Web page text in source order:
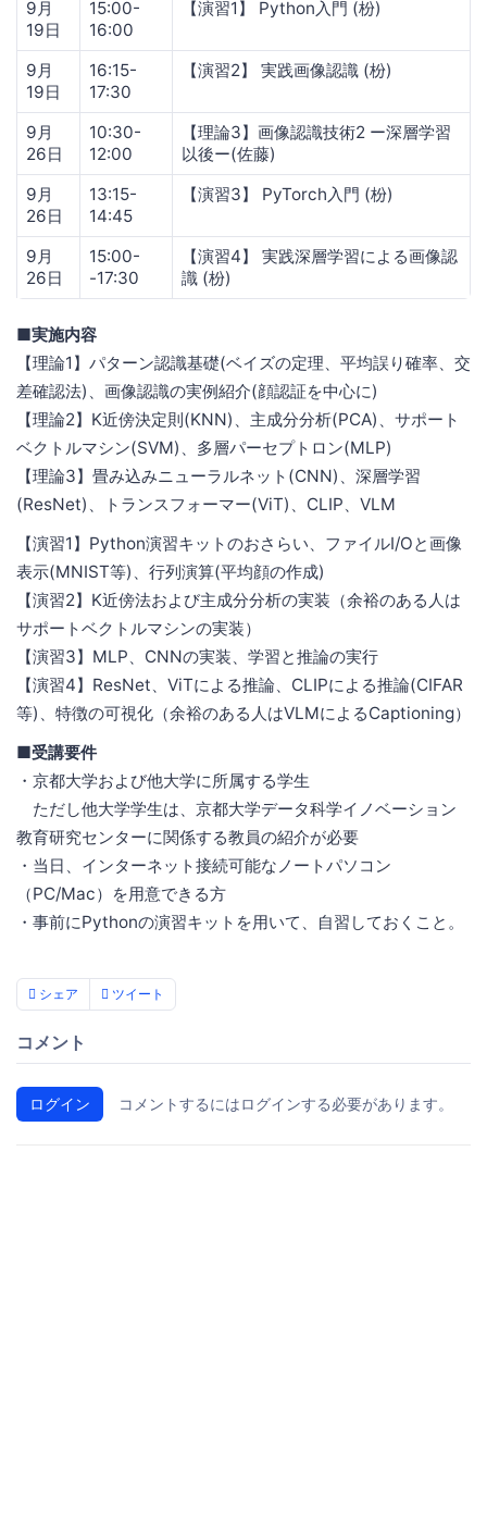
9月
19日
15:00-
16:00
【演習1】 Python入門 (枌)
9月
19日
16:15-
17:30
【演習2】 実践画像認識 (枌)
9月
26日
10:30-
12:00
【理論3】画像認識技術2 ー深層学習
以後ー(佐藤)
9月
26日
13:15-
14:45
【演習3】 PyTorch入門 (枌)
9月
26日
15:00-
-17:30
【演習4】 実践深層学習による画像認
識 (枌)
■実施内容
【理論1】パターン認識基礎(ベイズの定理、平均誤り確率、交
差確認法)、画像認識の実例紹介(顔認証を中心に)
【理論2】K近傍決定則(KNN)、主成分分析(PCA)、サポート
ベクトルマシン(SVM)、多層パーセプトロン(MLP)
【理論3】畳み込みニューラルネット(CNN)、深層学習
(ResNet)、トランスフォーマー(ViT)、CLIP、VLM
【演習1】Python演習キットのおさらい、ファイルI/Oと画像
表示(MNIST等)、行列演算(平均顔の作成)
【演習2】K近傍法および主成分分析の実装（余裕のある人は
サポートベクトルマシンの実装）
【演習3】MLP、CNNの実装、学習と推論の実行
【演習4】ResNet、ViTによる推論、CLIPによる推論(CIFAR
等)、特徴の可視化（余裕のある人はVLMによるCaptioning）
■受講要件
・京都大学および他大学に所属する学生
ただし他大学学生は、京都大学データ科学イノベーション
教育研究センターに関係する教員の紹介が必要
・当日、インターネット接続可能なノートパソコン
（PC/Mac）を用意できる方
・事前にPythonの演習キットを用いて、自習しておくこと。
シェア ツイート
コメント
ログイン コメントするにはログインする必要があります。